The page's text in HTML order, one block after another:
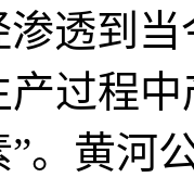
渗透到
过程
。黄河